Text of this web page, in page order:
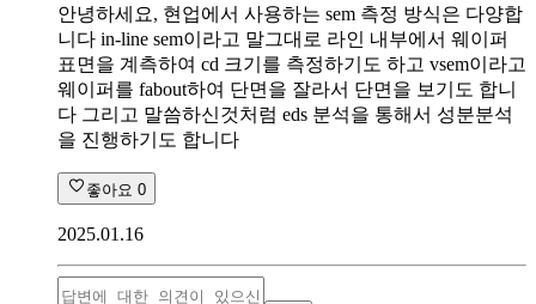
안녕하세요, 현업에서 사용하는 sem 측정 방식은 다양합
니다 in-line sem이라고 말그대로 라인 내부에서 웨이퍼
표면을 계측하여 cd 크기를 측정하기도 하고 vsem이라고
웨이퍼를 fabout하여 단면을 잘라서 단면을 보기도 합니
다 그리고 말씀하신것처럼 eds 분석을 통해서 성분분석
을 진행하기도 합니다
좋아요 0
2025.01.16